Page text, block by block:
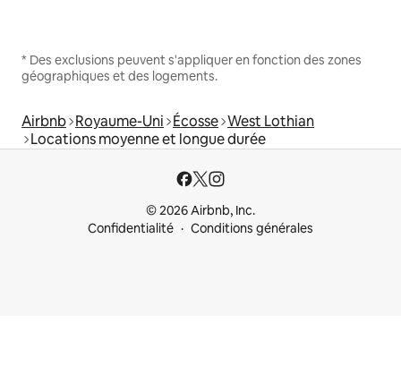
* Des exclusions peuvent s'appliquer en fonction des zones
géographiques et des logements.
Airbnb Royaume-Uni Écosse West Lothian
Locations moyenne et longue durée
© 2026 Airbnb, Inc.
Confidentialité
Conditions générales